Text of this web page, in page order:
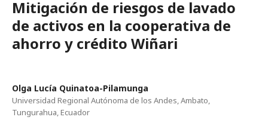
Mitigación de riesgos de lavado
de activos en la cooperativa de
ahorro y crédito Wiñari
Olga Lucía Quinatoa-Pilamunga
Universidad Regional Autónoma de los Andes, Ambato,
Tungurahua, Ecuador